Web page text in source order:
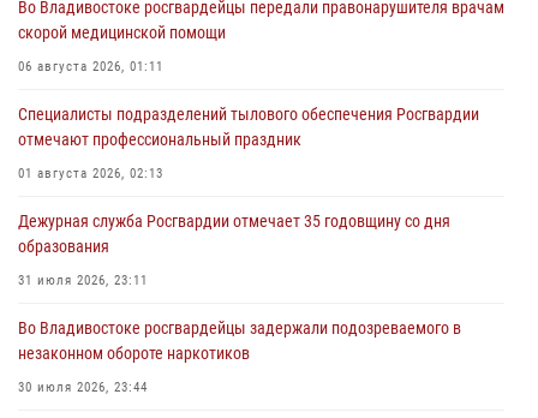
Во Владивостоке росгвардейцы передали правонарушителя врачам
скорой медицинской помощи
06 августа 2026, 01:11
Специалисты подразделений тылового обеспечения Росгвардии
отмечают профессиональный праздник
01 августа 2026, 02:13
Дежурная служба Росгвардии отмечает 35 годовщину со дня
образования
31 июля 2026, 23:11
Во Владивостоке росгвардейцы задержали подозреваемого в
незаконном обороте наркотиков
30 июля 2026, 23:44